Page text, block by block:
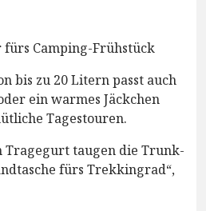
fürs Camping-Frühstück
bis zu 20 Litern passt auch
ein warmes Jäckchen
Tagestouren.
Tragegurt taugen die Trunk-
fürs Trekkingrad“,